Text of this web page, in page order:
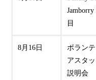
Jamborry
目
8月16日
ボランテ
アスタ
説明会